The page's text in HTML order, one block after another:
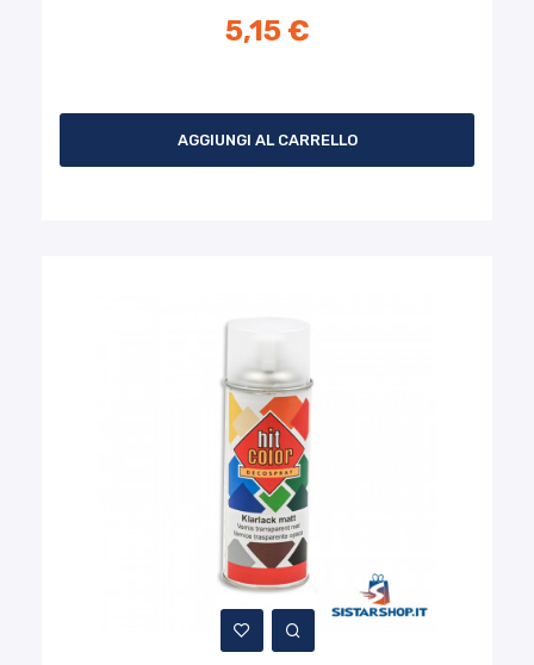
5,15 €
AGGIUNGI AL CARRELLO